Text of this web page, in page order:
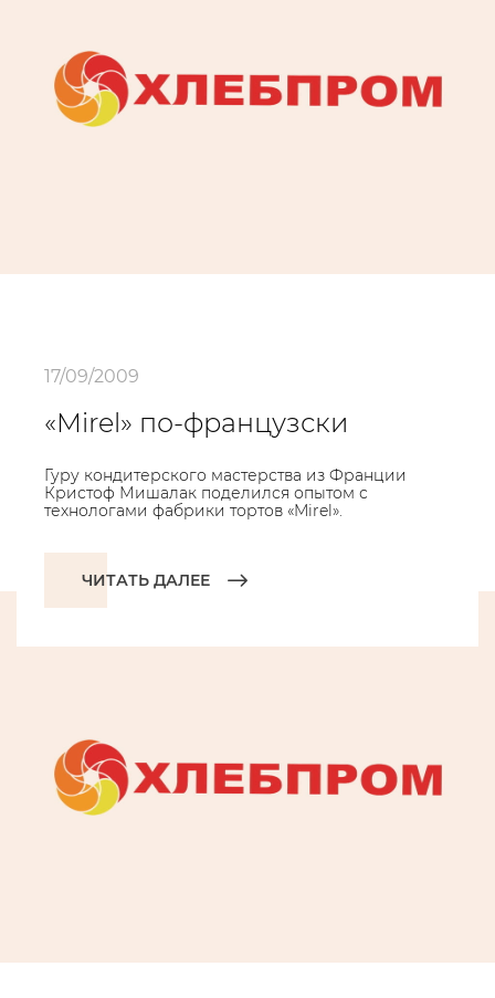
17/09/2009
«Mirel» по-французски
Гуру кондитерского мастерства из Франции
Кристоф Мишалак поделился опытом с
технологами фабрики тортов «Mirel».
ЧИТАТЬ ДАЛЕЕ